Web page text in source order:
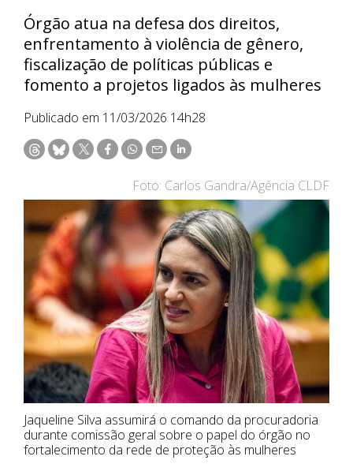
Órgão atua na defesa dos direitos,
enfrentamento à violência de gênero,
fiscalização de políticas públicas e
fomento a projetos ligados às mulheres
Publicado em 11/03/2026 14h28
Foto: Carlos Gandra/Agência CLDF
Jaqueline Silva assumirá o comando da procuradoria
durante comissão geral sobre o papel do órgão no
fortalecimento da rede de proteção às mulheres